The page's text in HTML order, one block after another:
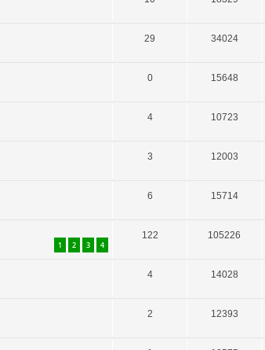
29 34024
0 15648
4 10723
3 12003
6 15714
1 2 3 4
122 105226
4 14028
2 12393